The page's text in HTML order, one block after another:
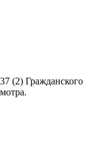
(2) Гражданского